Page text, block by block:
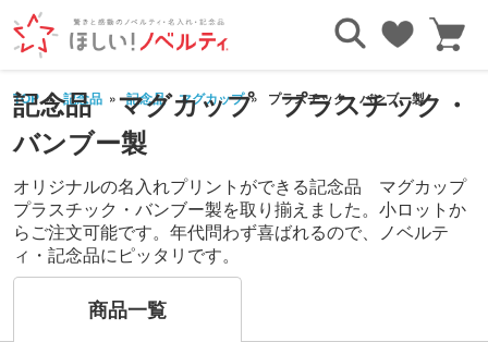
TOP 記念品 記念品 マグカップ プラスチック・バンブー製
記念品 マグカップ プラスチック・
バンブー製
オリジナルの名入れプリントができる記念品 マグカップ
プラスチック・バンブー製を取り揃えました。小ロットか
らご注文可能です。年代問わず喜ばれるので、ノベルテ
ィ・記念品にピッタリです。
商品一覧